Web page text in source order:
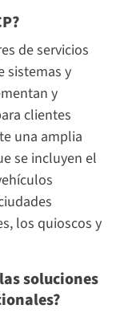
de servicios
sistemas y
y
clientes
una amplia
se incluyen el
los quioscos y
soluciones